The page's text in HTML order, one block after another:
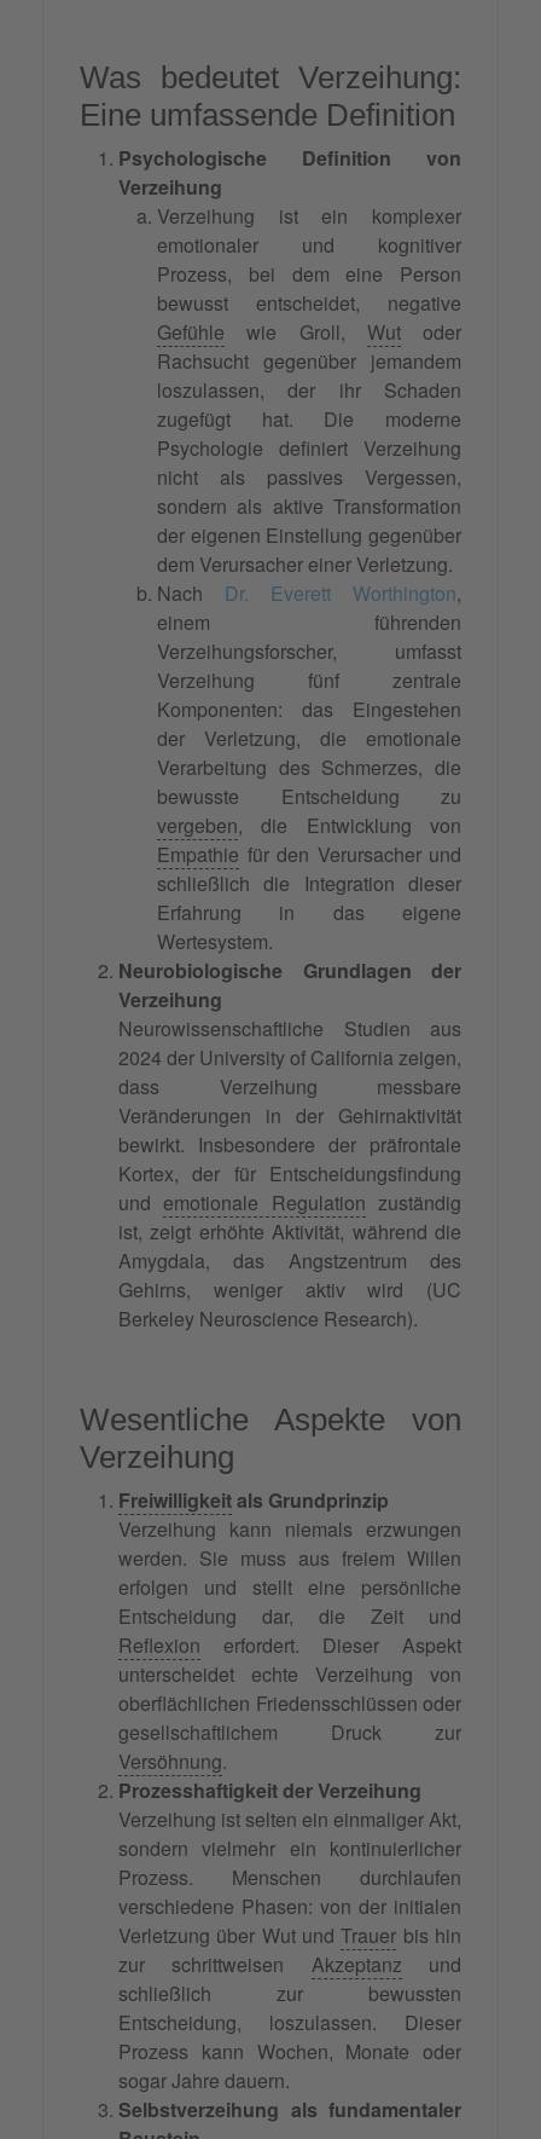
Was bedeutet Verzeihung:
Eine umfassende Definition
Psychologische Definition von
Verzeihung
Verzeihung ist ein komplexer
emotionaler und kognitiver
Prozess, bei dem eine Person
bewusst entscheidet, negative
Gefühle wie Groll, Wutoder
Rachsucht gegenüber jemandem
loszulassen, der ihr Schaden
zugefügt hat. Die moderne
Psychologie definiert Verzeihung
nicht als passives Vergessen,
sondern als aktive Transformation
der eigenen Einstellung gegenüber
dem Verursacher einer Verletzung.
Nach Dr. Everett Worthington,
einem führenden
Verzeihungsforscher, umfasst
Verzeihung fünf zentrale
Komponenten: das Eingestehen
der Verletzung, die emotionale
Verarbeitung des Schmerzes, die
bewusste Entscheidung zu
vergeben, die Entwicklung von
Empathie für den Verursacher und
schließlich die Integration dieser
Erfahrung in das eigene
Wertesystem.
Neurobiologische Grundlagen der
Verzeihung
Neurowissenschaftliche Studien aus
2024 der University of California zeigen,
dass Verzeihung messbare
Veränderungen in der Gehirnaktivität
bewirkt. Insbesondere der präfrontale
Kortex, der für Entscheidungsfindung
und emotionale Regulation zuständig
ist, zeigt erhöhte Aktivität, während die
Amygdala, das Angstzentrum des
Gehirns, weniger aktiv wird (UC
Berkeley Neuroscience Research).
Wesentliche Aspekte von
Verzeihung
Freiwilligkeitals Grundprinzip
Verzeihung kann niemals erzwungen
werden. Sie muss aus freiem Willen
erfolgen und stellt eine persönliche
Entscheidung dar, die Zeit und
Reflexion erfordert. Dieser Aspekt
unterscheidet echte Verzeihung von
oberflächlichen Friedensschlüssen oder
gesellschaftlichem Druck zur
Versöhnung.
Prozesshaftigkeit der Verzeihung
Verzeihung ist selten ein einmaliger Akt,
sondern vielmehr ein kontinuierlicher
Prozess. Menschen durchlaufen
verschiedene Phasen: von der initialen
Verletzung über Wut undTrauer bis hin
zur schrittweisen Akzeptanz und
schließlich zur bewussten
Entscheidung, loszulassen. Dieser
Prozess kann Wochen, Monate oder
sogar Jahre dauern.
Selbstverzeihung als fundamentaler